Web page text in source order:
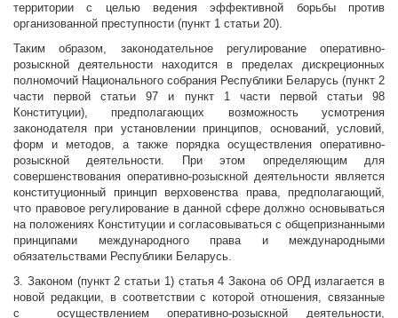
территории с целью ведения эффективной борьбы против
организованной преступности (пункт 1 статьи 20).
Таким образом, законодательное регулирование оперативно-
розыскной деятельности находится в пределах дискреционных
полномочий Национального собрания Республики Беларусь (пункт 2
части первой статьи 97 и пункт 1 части первой статьи 98
Конституции), предполагающих возможность усмотрения
законодателя при установлении принципов, оснований, условий,
форм и методов, а также порядка осуществления оперативно-
розыскной деятельности. При этом определяющим для
совершенствования оперативно-розыскной деятельности является
конституционный принцип верховенства права, предполагающий,
что правовое регулирование в данной сфере должно основываться
на положениях Конституции и согласовываться с общепризнанными
принципами международного права и международными
обязательствами Республики Беларусь.
3. Законом (пункт 2 статьи 1) статья 4 Закона об ОРД излагается в
новой редакции, в соответствии с которой отношения, связанные
с осуществлением оперативно-розыскной деятельности,